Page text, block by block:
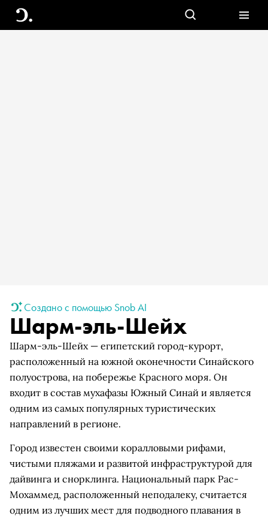
Создано с помощью Snob AI
Шарм-эль-Шейх
Шарм-эль-Шейх — египетский город-курорт,
расположенный на южной оконечности Синайского
полуострова, на побережье Красного моря. Он
входит в состав мухафазы Южный Синай и является
одним из самых популярных туристических
направлений в регионе.
Город известен своими коралловыми рифами,
чистыми пляжами и развитой инфраструктурой для
дайвинга и снорклинга. Национальный парк Рас-
Мохаммед, расположенный неподалеку, считается
одним из лучших мест для подводного плавания в